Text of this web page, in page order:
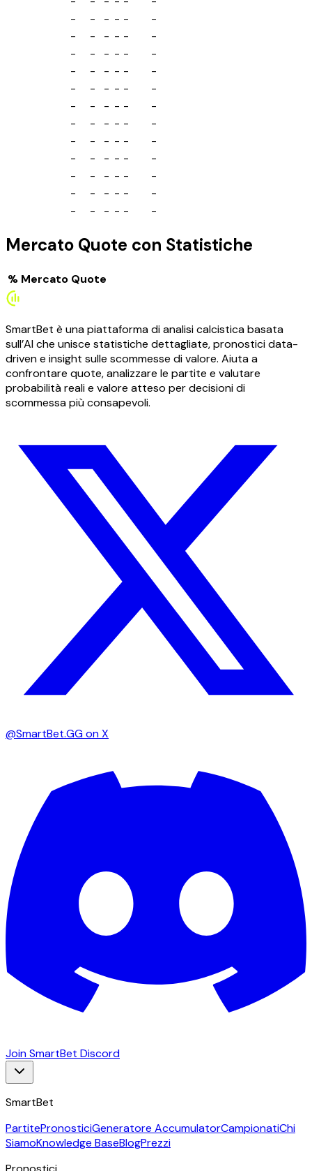
-
- - - -
-
-
- - - -
-
-
- - - -
-
-
- - - -
-
-
- - - -
-
-
- - - -
-
-
- - - -
-
-
- - - -
-
-
- - - -
-
-
- - - -
-
-
- - - -
-
-
- - - - -
Mercato Quote con Statistiche
% Mercato Quote
SmartBet è una piattaforma di analisi calcistica basata
sull’AI che unisce statistiche dettagliate, pronostici data-
driven e insight sulle scommesse di valore. Aiuta a
confrontare quote, analizzare le partite e valutare
probabilità reali e valore atteso per decisioni di
scommessa più consapevoli.
@SmartBet.GG on X
Join SmartBet Discord
SmartBet
PartitePronosticiGeneratore AccumulatorCampionatiChi
SiamoKnowledge BaseBlogPrezzi